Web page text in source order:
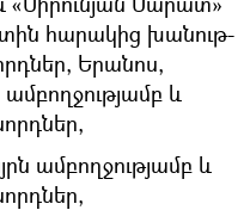
հարակից խանութ-
Երանոս,
և
ամբողջությամբ և